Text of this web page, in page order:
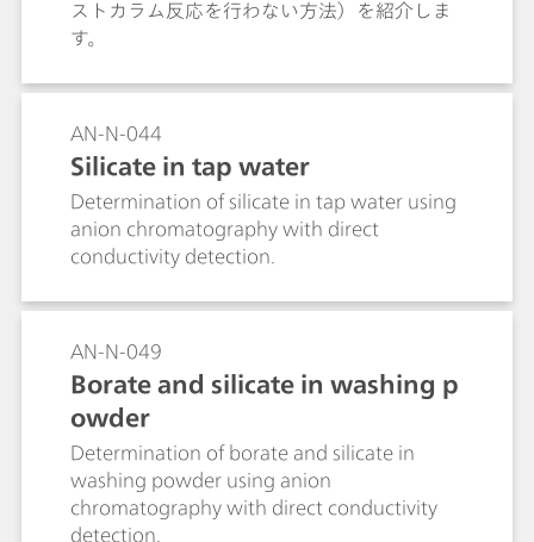
ストカラム反応を行わない方法）を紹介しま
す。
AN-N-044
Silicate in tap water
Determination of silicate in tap water using
anion chromatography with direct
conductivity detection.
AN-N-049
Borate and silicate in washing p
owder
Determination of borate and silicate in
washing powder using anion
chromatography with direct conductivity
detection.